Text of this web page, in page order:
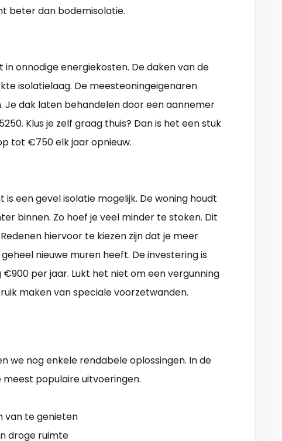
beter dan bodemisolatie.
onnodige energiekosten. De daken van de
isolatielaag. De meesteoningeigenaren
Je dak laten behandelen door een aannemer
Klus je zelf graag thuis? Dan is het een stuk
tot €750 elk jaar opnieuw.
een gevel isolatie mogelijk. De woning houdt
binnen. Zo hoef je veel minder te stoken. Dit
hiervoor te kiezen zijn dat je meer
nieuwe muren heeft. De investering is
per jaar. Lukt het niet om een vergunning
maken van speciale voorzetwanden.
we nog enkele rendabele oplossingen. In de
populaire uitvoeringen.
van te genieten
droge ruimte